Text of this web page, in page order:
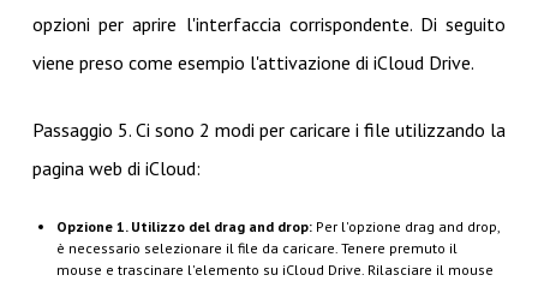
opzioni per aprire l'interfaccia corrispondente. Di seguito
viene preso come esempio l'attivazione di iCloud Drive.
Passaggio 5. Ci sono 2 modi per caricare i file utilizzando la
pagina web di iCloud:
Opzione 1. Utilizzo del drag and drop:Per l'opzione drag and drop,
è necessario selezionare il file da caricare. Tenere premuto il
mouse e trascinare l'elemento su iCloud Drive. Rilasciare il mouse